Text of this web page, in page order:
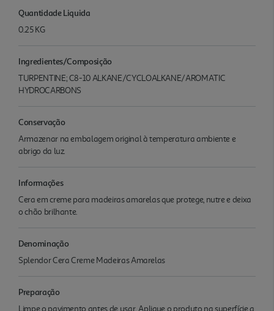
Quantidade Liquida
0.25 KG
Ingredientes/Composição
TURPENTINE; C8-10 ALKANE/CYCLOALKANE/AROMATIC
HYDROCARBONS
Conservação
Armazenar na embalagem original à temperatura ambiente e
abrigo da luz.
Informações
Cera em creme para madeiras amarelas que protege, nutre e deixa
o chão brilhante.
Denominação
Splendor Cera Creme Madeiras Amarelas
Preparação
Limpe o pavimento antes de usar. Aplique o produto na superfície a